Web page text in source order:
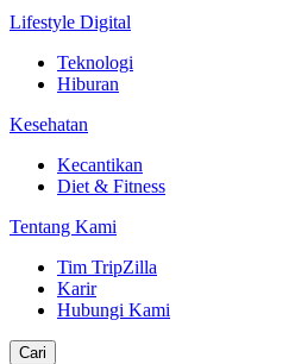
Lifestyle Digital
Teknologi
Hiburan
Kesehatan
Kecantikan
Diet & Fitness
Tentang Kami
Tim TripZilla
Karir
Hubungi Kami
Cari